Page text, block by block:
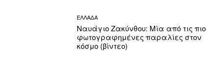
ΕΛΛΑΔΑ
Ναυάγιο Ζακύνθου: Μία από τις πιο
φωτογραφημένες παραλίες στον
κόσμο (βίντεο)